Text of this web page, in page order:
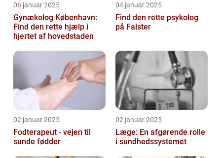
06 januar 2025
Gynækolog København:
Find den rette hjælp i
hjertet af hovedstaden
04 januar 2025
Find den rette psykolog
på Falster
02 januar 2025
Fodterapeut - vejen til
sunde fødder
02 januar 2025
Læge: En afgørende rolle
i sundhedssystemet